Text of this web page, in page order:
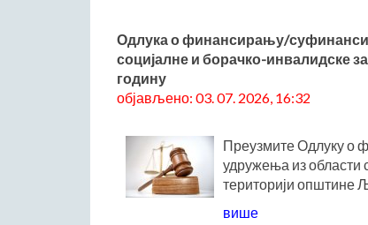
Одлука о финансирању/
социјалне и борачко-инвалидске
годину
објављено: 03. 07. 2026, 16:32
Преузмите Одлуку о
удружења из области
територији општине
више